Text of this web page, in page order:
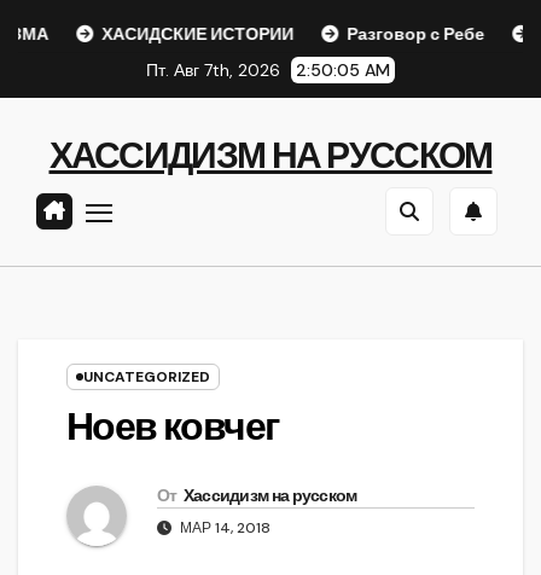
ХАСИДСКИЕ ИСТОРИИ Разговор с Ребе
Шаар
Пт. Авг 7th, 2026
2:50:05 AM
ХАССИДИЗМ НА РУССКОМ
UNCATEGORIZED
Ноев ковчег
От Хассидизм на русском
МАР 14, 2018